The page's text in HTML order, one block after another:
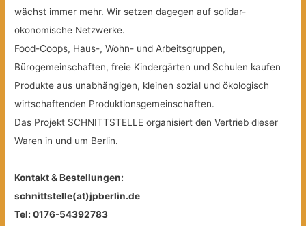
wächst immer mehr. Wir setzen dagegen auf solidar-
ökonomische Netzwerke.
Food-Coops, Haus-, Wohn- und Arbeitsgruppen,
Bürogemeinschaften, freie Kindergärten und Schulen kaufen
Produkte aus unabhängigen, kleinen sozial und ökologisch
wirtschaftenden Produktionsgemeinschaften.
Das Projekt SCHNITTSTELLE organisiert den Vertrieb dieser
Waren in und um Berlin.
Kontakt & Bestellungen:
schnittstelle(at)jpberlin.de
Tel: 0176-54392783